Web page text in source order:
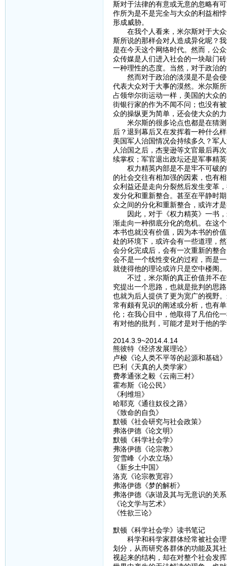
斯对于法律的有意或无意的忽略有
作所为是不是完全与大众的利益相
形成威胁。
在我个人看来，米尔斯对于大众
斯所说的那样会对人造成异化呢？
是在今天这个网络时代。然而，公
众传媒是人们进入社会的一块敲门
一种理性的态度。当然，对于政治
然而对于政治的淡漠是不是会侵
代表大众对于大事的漠然。米尔斯
占领华尔街运动一样，美国的大众
街银行家的作为不闻不问；也没有
众的操纵更为简单，还会使大众的
米尔斯的很多论点也都是在猜测
后？退到幕后又在发挥着一种什么
美国军人治国情况会持续多久？军
人治国之后，杰斐逊等文官最后再
续掌权；军官退出政坛还是军事精
权力精英内部是不是牢不可破的
的社会交往有相加强的因素，也有
众利益还是走向分裂然后发生变革
发分化和重新整合。甚至在平静时
众之间的分化和重新整合，或许才
因此，对于《权力精英》一书，
渐走向一种彻底分化的危机。在这
本书也就没有价值，因为本书的价
处的环境下，或许会有一些道理，
会分化完成后，会有一次重新的整
会不是一个线性变化的过程，而是
就使得他的理论或许只是空中楼阁。
不过，米尔斯的真正价值并不在
究提出一个思路，也就是批判的思
也就为后人提供了更为宽广的视野
常有颇有见识的阐述或分析，也有
伦；在我心目中，他取得了凡伯伦
有对他的批判，可能才是对于他的
2014.3.9~2014.4.14
熊彼特《经济发展理论》
卢梭《论人类不平等的起源和基础》
巴利《天真的人类学家》
费孝通张之毅《云南三村》
霍布斯《论公民》
《利维坦》
哈耶克《通往奴役之路》
《致命的自负》
默顿《社会研究与社会政策》
弗洛伊德《论文明》
默顿《科学社会学》
弗洛伊德《论宗教》
贺雪峰《小农立场》
《新乡土中国》
洛克《论宗教宽容》
弗洛伊德《梦的解析》
弗洛伊德《诙谐及其与无意识的关
《论文学与艺术》
《性欲三论》
默顿《科学社会学》读书笔记
科学和科学家群体经常被社会理
划分，从而研究各群体的功能及其
视起来的结构，却在对整个社会发